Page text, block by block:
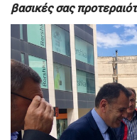
βασικές σας